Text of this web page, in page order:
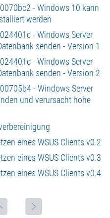
- Windows 10 kann
werden
- Windows Server
senden - Version 1
- Windows Server
senden - Version 2
- Windows Server
und verursacht hohe
eines WSUS Clients v0.2
eines WSUS Clients v0.3
eines WSUS Clients v0.4